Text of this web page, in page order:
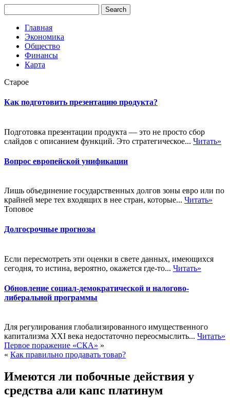
Главная
Экономика
Общество
Финансы
Карта
Старое
Как подготовить презентацию продукта?
Подготовка презентации продукта — это не просто сбор
слайдов с описанием функций. Это стратегическое... Читать»
Вопрос европейской унификации
Лишь объединение государственных долгов зоны евро или по
крайней мере тех входящих в нее стран, которые... Читать»
Топовое
Долгосрочные прогнозы
Если пересмотреть эти оценки в свете данных, имеющихся
сегодня, то истина, вероятно, окажется где-то... Читать»
Обновление социал-демократической и налогово-
либеральной программы
Для регулирования глобализированного имущественного
капитализма XXI века недостаточно переосмыслить... Читать»
Первое поражение «СКА» »
« Как правильно продавать товар?
Имеются ли побочные действия у
средства али капс платинум